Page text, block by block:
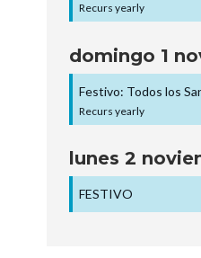
Recurs yearly
domingo 1
Festivo: Todos los
Recurs yearly
lunes 2
FESTIVO